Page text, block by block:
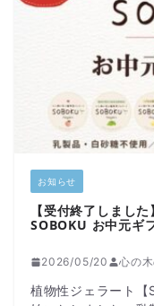
お知らせ
【受付終了しまし
SOBOKU お中元ギ
2026/05/20 心の
植物性ジェラート【